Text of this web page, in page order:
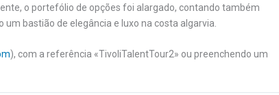
o portefólio de opções foi alargado, contando também
bastião de elegância e luxo na costa algarvia.
), com a referência «TivoliTalentTour2» ou preenchendo um